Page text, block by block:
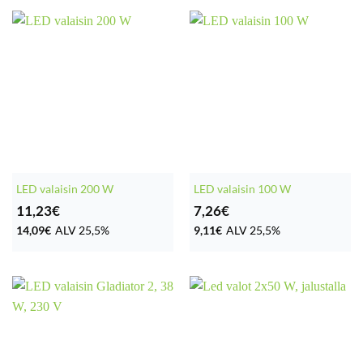
LED valaisin 200 W
11,23€
14,09€ ALV 25,5%
LED valaisin 100 W
7,26€
9,11€ ALV 25,5%